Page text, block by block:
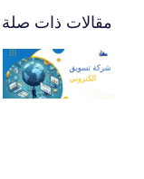
مقالات ذات صلة